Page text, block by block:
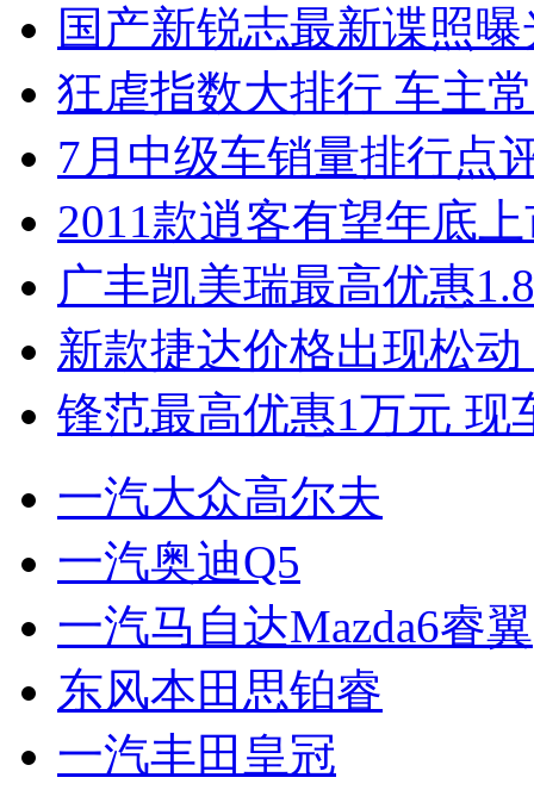
国产新锐志最新谍照
狂虐指数大排行 车主
7月中级车销量排行点
2011款逍客有望年底
广丰凯美瑞最高优惠
新款捷达价格出现松
锋范最高优惠1万元 现
一汽大众高尔夫
一汽奥迪Q5
一汽马自达Mazda6睿翼
东风本田思铂睿
一汽丰田皇冠